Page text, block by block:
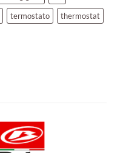
termostato
thermostat